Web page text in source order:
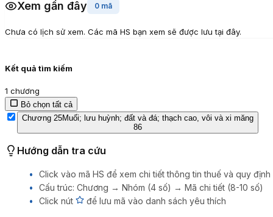
Xem gần đây 0 mã
Chưa có lịch sử xem. Các mã HS bạn xem sẽ được lưu tại đây.
Kết quả tìm kiếm
1 chương
Bỏ chọn tất cả
Chương 25Muối; lưu huỳnh; đất và đá; thạch cao, vôi và xi măng
86
Hướng dẫn tra cứu
Click vào mã HS để xem chi tiết thông tin thuế và quy định
Cấu trúc: Chương → Nhóm (4 số) → Mã chi tiết (8-10 số)
Click nút
để lưu mã vào danh sách yêu thích